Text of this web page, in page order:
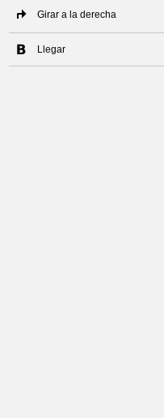
Girar a la derecha
Llegar